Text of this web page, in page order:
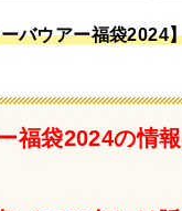
バウアー福袋2024
福袋2024の情